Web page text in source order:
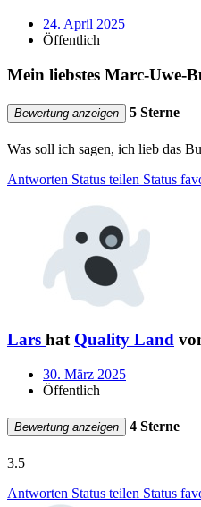
24. April 2025
Öffentlich
Mein liebstes Marc-Uwe-
Bewertung anzeigen 5 Sterne
Was soll ich sagen, ich lieb das
Antworten Status teilen Status
Lars hat Quality Land
30. März 2025
Öffentlich
Bewertung anzeigen 4 Sterne
3.5
Antworten Status teilen Status